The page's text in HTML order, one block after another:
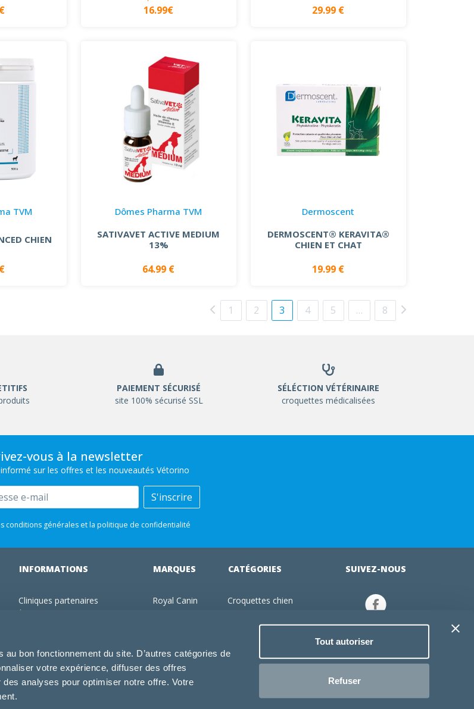
bon fonctionnement du site. D’autres catégories de
votre expérience, diffuser des offres
analyses pour optimiser notre offre. Votre
Tout autoriser
Refuser
16.99€ 29.99 €
TVM
CHIEN
Dômes Pharma TVM
SATIVAVET ACTIVE MEDIUM
13%
64.99 €
Dermoscent
DERMOSCENT® KERAVITA®
CHIEN ET CHAT
19.99 €
1 2 3 4 5 … 8
PAIEMENT SÉCURISÉ
site 100% sécurisé SSL
SÉLÉCTION VÉTÉRINAIRE
croquettes médicalisées
vous à la newsletter
sur les offres et les nouveautés Vétorino
S'inscrire
conditions générales et la politique de confidentialité
INFORMATIONS
Cliniques partenaires
Utilisation des cookies
Conditions générales d'utilisation
MARQUES
Royal Canin
Specific
Dechra
Tonivet
CATÉGORIES
Croquettes chien
Jouets chien
Produits vétérinaire chien
Jouets chat
SUIVEZ-NOUS